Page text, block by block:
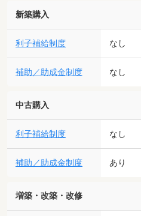
新築購入
利子補給制度 なし
補助／助成金制度 なし
中古購入
利子補給制度 なし
補助／助成金制度 あり
増築・改築・改修